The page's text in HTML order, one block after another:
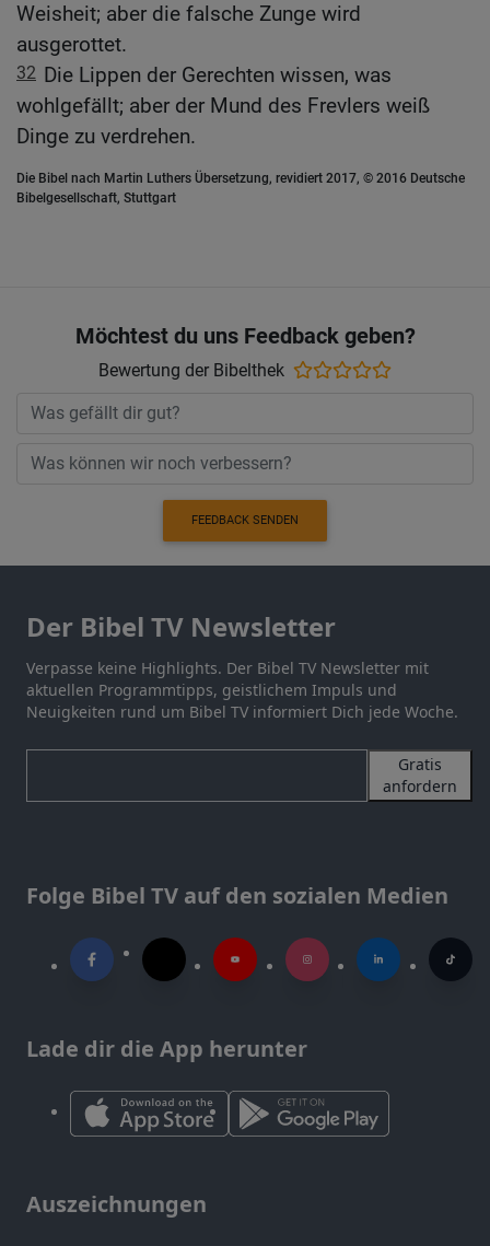
Weisheit; aber die falsche Zunge wird
ausgerottet.
32 Die Lippen der Gerechten wissen, was
wohlgefällt; aber der Mund des Frevlers weiß
Dinge zu verdrehen.
Die Bibel nach Martin Luthers Übersetzung, revidiert 2017, © 2016 Deutsche
Bibelgesellschaft, Stuttgart
Möchtest du uns Feedback geben?
Bewertung der Bibelthek
FEEDBACK SENDEN
Der Bibel TV Newsletter
Verpasse keine Highlights. Der Bibel TV Newsletter mit
aktuellen Programmtipps, geistlichem Impuls und
Neuigkeiten rund um Bibel TV informiert Dich jede Woche.
Gratis
anfordern
Folge Bibel TV auf den sozialen Medien
Lade dir die App herunter
Auszeichnungen